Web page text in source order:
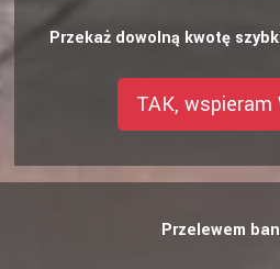
Przekaż dowolną kwotę
TAK, wspieram
Przelewem